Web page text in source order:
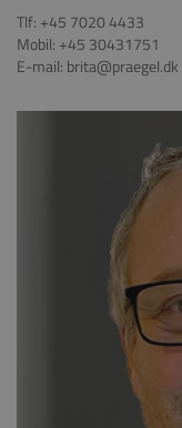
Tlf: +45 7020 4433
Mobil: +45 30431751
E-mail: brita@praegel.dk